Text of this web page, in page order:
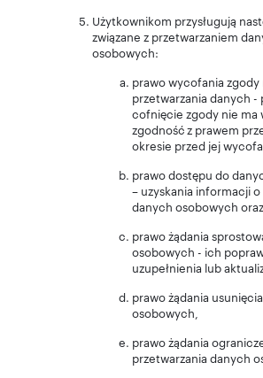
Użytkownikom przysługują
związane z przetwarzaniem
osobowych:
prawo wycofania zgody
przetwarzania danych -
cofnięcie zgody nie ma
zgodność z prawem
okresie przed jej
prawo dostępu do
– uzyskania informacji
danych osobowych
prawo żądania
osobowych - ich
uzupełnienia lub
prawo żądania
osobowych,
prawo żądania
przetwarzania danych